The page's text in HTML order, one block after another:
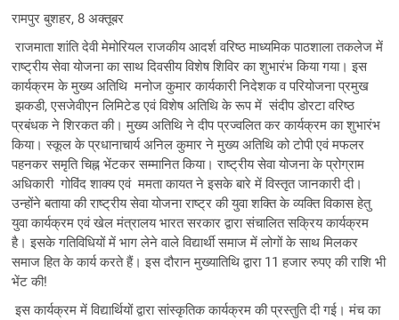
रामपुर बुशहर, 8 अक्तूबर
राजमाता शांति देवी मेमोरियल राजकीय आदर्श वरिष्ठ माध्यमिक पाठशाला तकलेज में
राष्ट्रीय सेवा योजना का साथ दिवसीय विशेष शिविर का शुभारंभ किया गया। इस
कार्यक्रम के मुख्य अतिथि मनोज कुमार कार्यकारी निदेशक व परियोजना प्रमुख
झकडी, एसजेवीएन लिमिटेड एवं विशेष अतिथि के रूप में संदीप डोरटा वरिष्ठ
प्रबंधक ने शिरकत की। मुख्य अतिथि ने दीप प्रज्वलित कर कार्यक्रम का शुभारंभ
किया। स्कूल के प्रधानाचार्य अनिल कुमार ने मुख्य अतिथि को टोपी एवं मफलर
पहनकर समृति चिह्न भेंटकर सम्मानित किया। राष्ट्रीय सेवा योजना के प्रोग्राम
अधिकारी गोविंद शाक्य एवं ममता कायत ने इसके बारे में विस्तृत जानकारी दी।
उन्होंने बताया की राष्ट्रीय सेवा योजना राष्ट्र की युवा शक्ति के व्यक्ति विकास हेतु
युवा कार्यक्रम एवं खेल मंत्रालय भारत सरकार द्वारा संचालित सक्रिय कार्यक्रम
है। इसके गतिविधियों में भाग लेने वाले विद्यार्थी समाज में लोगों के साथ मिलकर
समाज हित के कार्य करते हैं। इस दौरान मुख्यातिथि द्वारा 11 हजार रुपए की राशि भी
भेंट की!
इस कार्यक्रम में विद्यार्थियों द्वारा सांस्कृतिक कार्यक्रम की प्रस्तुति दी गई। मंच का